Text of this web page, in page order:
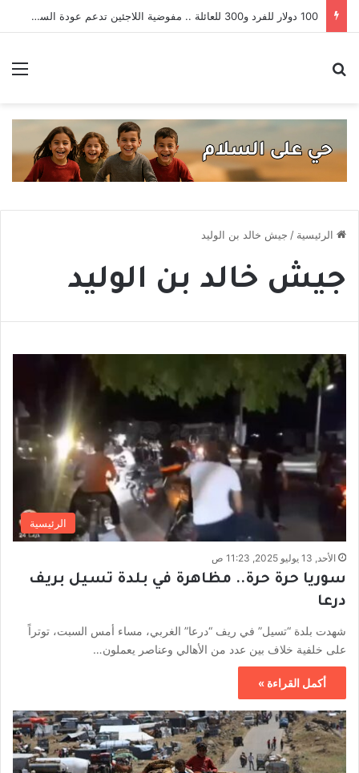
بمبادرة فردية .. ميني var في بطولة شعبية بطرطوس يسبق الدوري السوري
الرئيسية / جيش خالد بن الوليد
جيش خالد بن الوليد
الرئيسية
الأحد, 13 يوليو 2025, 11:23 ص
سوريا حرة حرة.. مظاهرة في بلدة تسيل بريف
درعا
شهدت بلدة “تسيل” في ريف “درعا” الغربي، مساء أمس السبت، توتراً
على خلفية خلاف بين عدد من الأهالي وعناصر يعملون…
أكمل القراءة »